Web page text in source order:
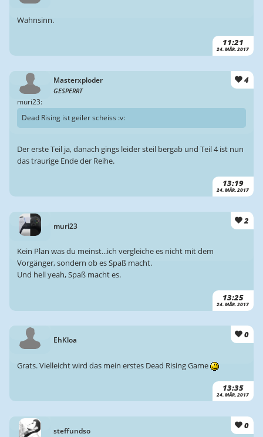
11:21
24. MÄR. 2017
Wahnsinn.
Masterxploder
GESPERRT
4
13:19
24. MÄR. 2017
muri23:
Dead Rising ist geiler scheiss :v:
Der erste Teil ja, danach gings leider steil bergab und Teil 4 ist nun
das traurige Ende der Reihe.
muri23
2
13:25
24. MÄR. 2017
Kein Plan was du meinst...ich vergleiche es nicht mit dem
Vorgänger, sondern ob es Spaß macht.
Und hell yeah, Spaß macht es.
EhKloa 0
13:35
24. MÄR. 2017
Grats. Vielleicht wird das mein erstes Dead Rising Game
steffundso
0